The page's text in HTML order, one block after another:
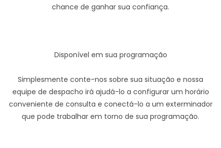
chance de ganhar sua confiança.
Disponível em sua programação
Simplesmente conte-nos sobre sua situação e nossa
equipe de despacho irá ajudá-lo a configurar um horário
conveniente de consulta e conectá-lo a um exterminador
que pode trabalhar em torno de sua programação.